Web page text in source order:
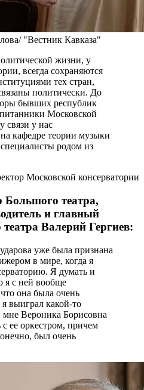
"Вестник Кавказа"
жизни, у
всегда сохраняются
тех стран,
политически. До
бывших республик
Московской
связи у нас
кафедре теории музыки
родом из
Московской консерватории
Большого театра,
и главный
Валерий Гергиев:
уже была признана
в мире, когда я
Я думать и
я с ней вообще
она была очень
выиграл какой-то
Вероника Борисовна
ее оркестром, причем
был очень